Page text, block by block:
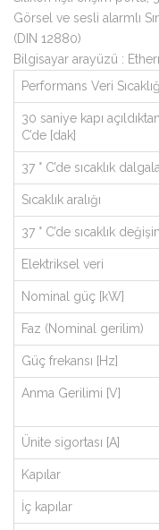
Görsel ve sesli alarmlı
(DIN 12880)
Bilgisayar arayüzü :
Performans Veri
30 saniye kapı
C’de [dak]
37 ° C’de sıcaklık
Sıcaklık aralığı
37 ° C’de sıcaklık
Elektriksel veri
Nominal güç [kW]
Faz (Nominal gerilim)
Güç frekansı [Hz]
Anma Gerilimi [V]
Ünite sigortası [A]
Kapılar
İç kapılar